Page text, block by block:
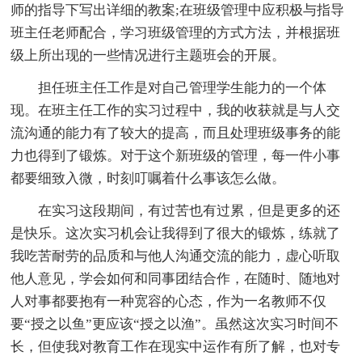
师的指导下写出详细的教案;在班级管理中应积极与指导
班主任老师配合，学习班级管理的方式方法，并根据班
级上所出现的一些情况进行主题班会的开展。
担任班主任工作是对自己管理学生能力的一个体
现。在班主任工作的实习过程中，我的收获就是与人交
流沟通的能力有了较大的提高，而且处理班级事务的能
力也得到了锻炼。对于这个新班级的管理，每一件小事
都要细致入微，时刻叮嘱着什么事该怎么做。
在实习这段期间，有过苦也有过累，但是更多的还
是快乐。这次实习机会让我得到了很大的锻炼，练就了
我吃苦耐劳的品质和与他人沟通交流的能力，虚心听取
他人意见，学会如何和同事团结合作，在随时、随地对
人对事都要抱有一种宽容的心态，作为一名教师不仅
要“授之以鱼”更应该“授之以渔”。虽然这次实习时间不
长，但使我对教育工作在现实中运作有所了解，也对专